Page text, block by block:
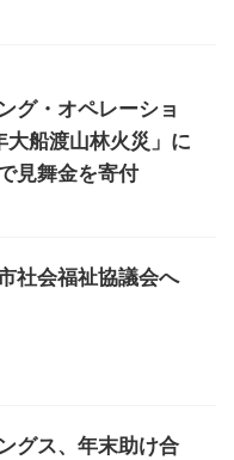
グ・オペレーショ
大船渡山林火災」に
見舞金を寄付
社会福祉協議会へ
グス、年末助け合